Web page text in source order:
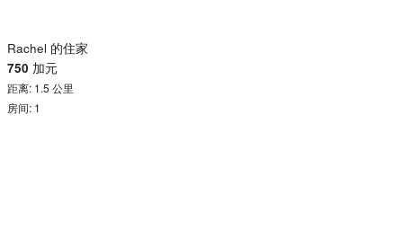
Rachel 的住家
750 加元
距离: 1.5 公里
房间: 1